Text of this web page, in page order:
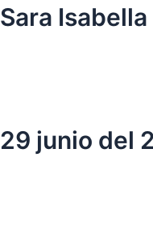
Ir
al
Sara
29 junio del